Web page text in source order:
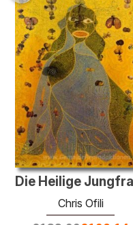
Chris Ofili